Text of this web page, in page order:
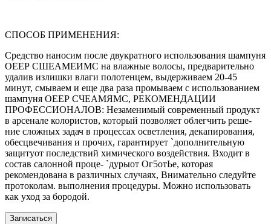
СПОСОБ ПРИМЕНЕНИЯ:
Средство наносим после двукратного использования шампуня
ОЕЕР СШЕАМЕИМС на влажные волосы, предварительно
удалив излишки влаги полотенцем, выдерживаем 20-45
минут, смываем и еще два раза промываем с использованием
шампуня ОЕЕР СЧЕАМЯМС, РЕКОМЕНДАЦИИ
ПРОФЕССИОНАЛОВ: Незаменимый современный продукт
в арсенале колористов, который позволяет облегчить реше-
ние сложных задач в процессах осветления, декапирования,
обесцвечивания и прочих, гарантирует `дополнительную
защитуот последствий химического воздействия. Входит в
состав салонной проце- `дурыот Ог5отЬе, которая
рекомендована в различных случаях, Внимательно следуйте
протоколам. выполнения процедуры. Можно использовать
как уход за бородой.
Записаться